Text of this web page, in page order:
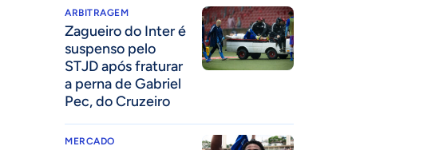
ARBITRAGEM
Zagueiro do Inter é
suspenso pelo
STJD após fraturar
a perna de Gabriel
Pec, do Cruzeiro
MERCADO